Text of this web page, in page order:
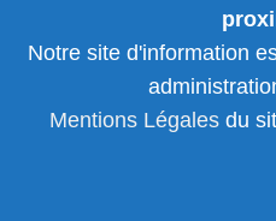
Notre site d'information
Mentions Légalesdu